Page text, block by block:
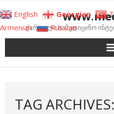
to
contentქართული სამედიცინო
TAG
English Georgian
Armenian
Russian